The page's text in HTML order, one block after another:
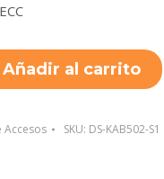
Añadir al carrito
Accesos SKU: DS-KAB502-S1